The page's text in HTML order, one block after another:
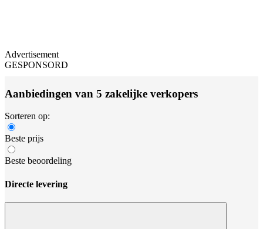
Advertisement
GESPONSORD
Aanbiedingen van 5 zakelijke verkopers
Sorteren op:
Beste prijs
Beste beoordeling
Directe levering